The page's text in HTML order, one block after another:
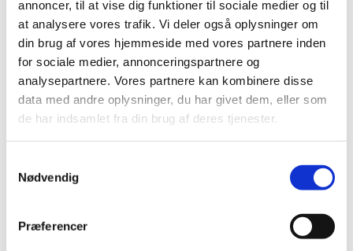
annoncer, til at vise dig funktioner til sociale medier og til
at analysere vores trafik. Vi deler også oplysninger om
din brug af vores hjemmeside med vores partnere inden
for sociale medier, annonceringspartnere og
analysepartnere. Vores partnere kan kombinere disse
data med andre oplysninger, du har givet dem, eller som
de har indsamlet fra din brug af deres tjenester.
Nødvendig
Præferencer
Læs bekendtgørelsen på retsinformation
Bekendtgørelse nr. 1348 af 23. november 2018 om
uddannelsen til professionsbachelor
som maskinmester
Læs bekendtgørelsen på r etsinformation
Bekendtgørelse nr. 50 af 24. januar 2025